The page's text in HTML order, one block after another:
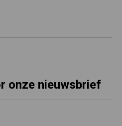
onze nieuwsbrief